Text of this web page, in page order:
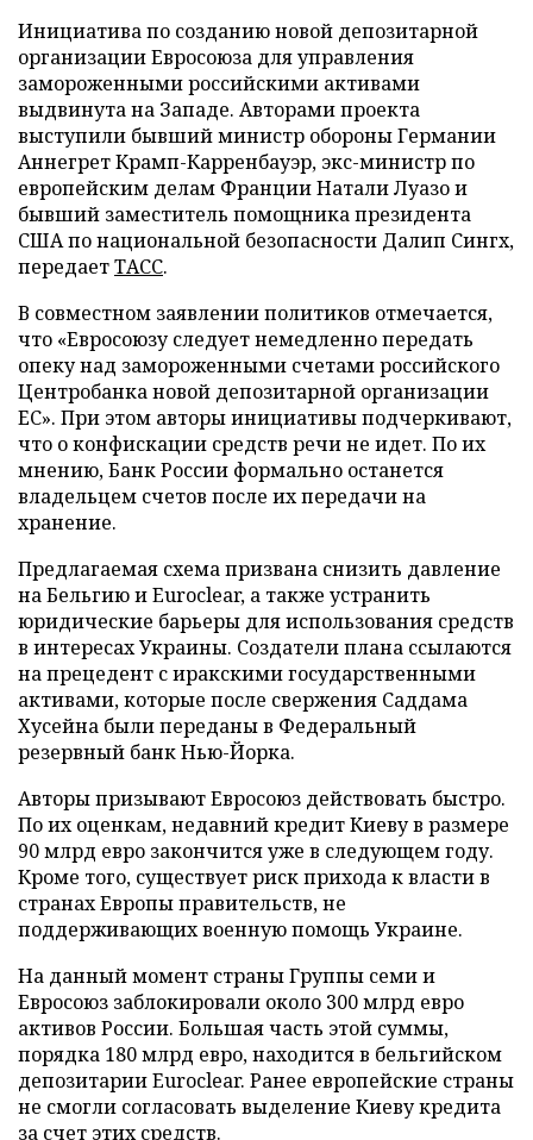
Инициатива по созданию новой депозитарной
организации Евросоюза для управления
замороженными российскими активами
выдвинута на Западе. Авторами проекта
выступили бывший министр обороны Германии
Аннегрет Крамп-Карренбауэр, экс-министр по
европейским делам Франции Натали Луазо и
бывший заместитель помощника президента
США по национальной безопасности Далип Сингх,
передаетТАСС.
В совместном заявлении политиков отмечается,
что «Евросоюзу следует немедленно передать
опеку над замороженными счетами российского
Центробанка новой депозитарной организации
ЕС». При этом авторы инициативы подчеркивают,
что о конфискации средств речи не идет. По их
мнению, Банк России формально останется
владельцем счетов после их передачи на
хранение.
Предлагаемая схема призвана снизить давление
на Бельгию и Euroclear, а также устранить
юридические барьеры для использования средств
в интересах Украины. Создатели плана ссылаются
на прецедент с иракскими государственными
активами, которые после свержения Саддама
Хусейна были переданы в Федеральный
резервный банк Нью-Йорка.
Авторы призывают Евросоюз действовать быстро.
По их оценкам, недавний кредит Киеву в размере
90 млрд евро закончится уже в следующем году.
Кроме того, существует риск прихода к власти в
странах Европы правительств, не
поддерживающих военную помощь Украине.
На данный момент страны Группы семи и
Евросоюз заблокировали около 300 млрд евро
активов России. Большая часть этой суммы,
порядка 180 млрд евро, находится в бельгийском
депозитарии Euroclear. Ранее европейские страны
не смогли согласовать выделение Киеву кредита
за счет этих средств.